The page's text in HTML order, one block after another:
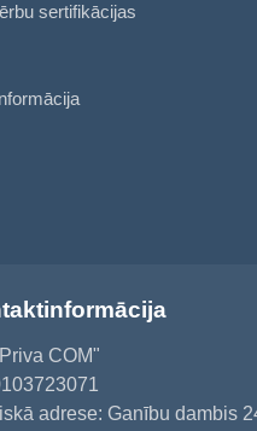
sertifikācijas
COM"
adrese: Ganību dambis